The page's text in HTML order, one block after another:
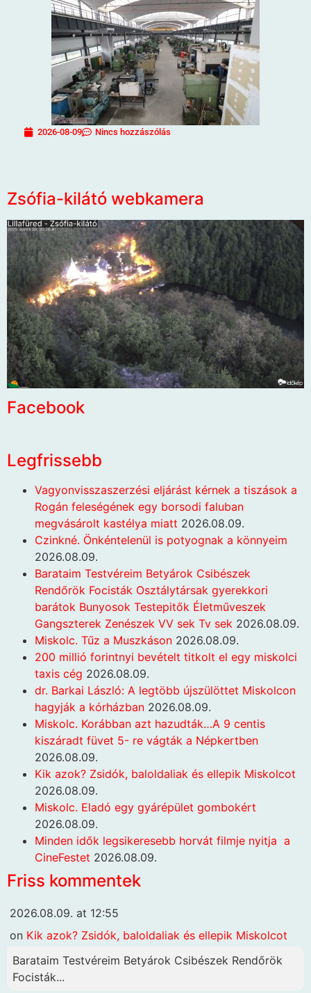
2026-08-09 Nincs hozzászólás
Zsófia-kilátó webkamera
Facebook
Legfrissebb
Vagyonvisszaszerzési eljárást kérnek a tiszások a
Rogán feleségének egy borsodi faluban
megvásárolt kastélya miatt 2026.08.09.
Czinkné. Önkéntelenül is potyognak a könnyeim
2026.08.09.
Barataim Testvéreim Betyárok Csibészek
Rendőrök Focisták Osztálytársak gyerekkori
barátok Bunyosok Testepitők Életműveszek
Gangszterek Zenészek VV sek Tv sek 2026.08.09.
Miskolc. Tűz a Muszkáson 2026.08.09.
200 millió forintnyi bevételt titkolt el egy miskolci
taxis cég 2026.08.09.
dr. Barkai László: A legtöbb újszülöttet Miskolcon
hagyják a kórházban 2026.08.09.
Miskolc. Korábban azt hazudták…A 9 centis
kiszáradt füvet 5- re vágták a Népkertben
2026.08.09.
Kik azok? Zsidók, baloldaliak és ellepik Miskolcot
2026.08.09.
Miskolc. Eladó egy gyárépület gombokért
2026.08.09.
Minden idők legsikeresebb horvát filmje nyitja a
CineFestet 2026.08.09.
Friss kommentek
2026.08.09. at 12:55
on Kik azok? Zsidók, baloldaliak és ellepik Miskolcot
Barataim Testvéreim Betyárok Csibészek Rendőrök
Focisták...